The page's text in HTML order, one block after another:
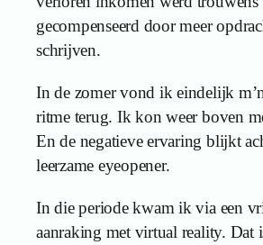
gecompenseerd door meer
schrijven.
In de zomer vond ik eindelijk
ritme terug. Ik kon weer boven
En de negatieve ervaring blijkt
leerzame eyeopener.
In die periode kwam ik via een
aanraking met virtual reality. Dat